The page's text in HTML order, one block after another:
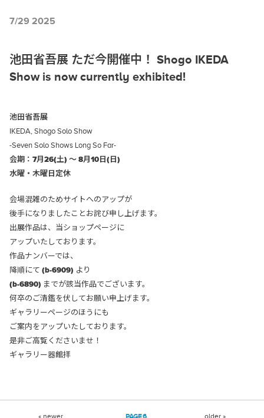
7/29 2025
池田省吾展 ただ今開催中！ Shogo IKEDA
Show is now currently exhibited!
池田省吾展
IKEDA, Shogo Solo Show
-Seven Solo Shows Long So Far-
会期：7月26(土) ～ 8月10日(日)
水曜・木曜日定休
会場混雑のためサイトへのアップが
後手になりましたことお詫び申し上げます。
出展作品は、当ショップページに
アップいたしております。
作品ナンバーでは、
降順にて (b-6909) より
(b-6890) までが該当作品でございます。
何卒のご清鑑を伏してお願い申上げます。
ギャラリーページのほうにも
ご案内をアップいたしております。
是非ご高覧くださいませ！
ギャラリー器館拝
« newer 6 older »